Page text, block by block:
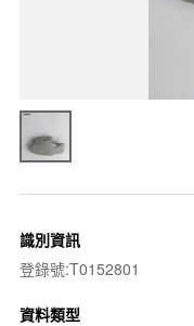
識別資訊
登錄號:T0152801
資料類型